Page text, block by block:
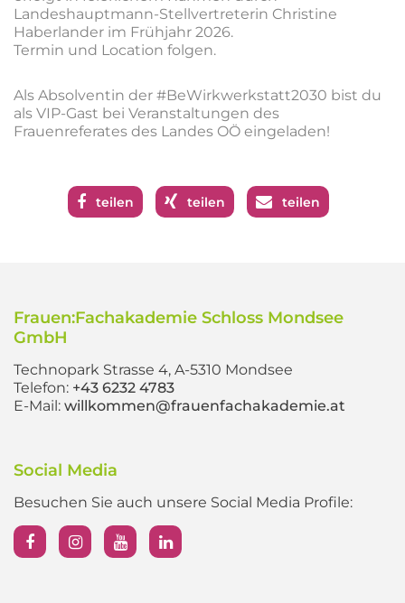
Landeshauptmann-Stellvertreterin Christine
Haberlander im Frühjahr 2026.
Termin und Location folgen.
Als Absolventin der #BeWirkwerkstatt2030 bist du
als VIP-Gast bei Veranstaltungen des
Frauenreferates des Landes OÖ eingeladen!
teilen teilen teilen
Frauen:Fachakademie Schloss Mondsee
GmbH
Technopark Strasse 4, A-5310 Mondsee
Telefon: +43 6232 4783
E-Mail: willkommen@frauenfachakademie.at
Social Media
Besuchen Sie auch unsere Social Media Profile: